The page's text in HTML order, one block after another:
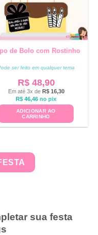
de Bolo com Rostinho
ser feito em qualquer tema
R$48,90
Em até 3x de R$16,30
R$ 46,46 no pix
ADICIONAR AO
CARRINHO
sua festa